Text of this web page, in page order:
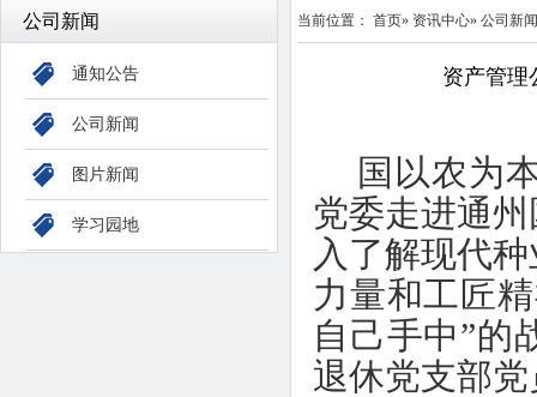
公司新闻
通知公告
公司新闻
图片新闻
学习园地
当前位置： 首页» 资讯中心» 公司新闻
资产管理
国以农为
党委走进通
入了解现代
力量和工匠
自己手中”的
退休党支部